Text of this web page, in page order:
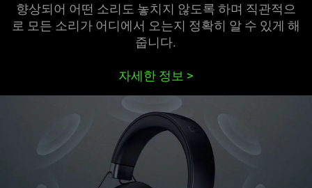
향상되어 어떤 소리도 놓치지 않도록 하며 직관적으
로 모든 소리가 어디에서 오는지 정확히 알 수 있게 해
줍니다.
자세한 정보 >